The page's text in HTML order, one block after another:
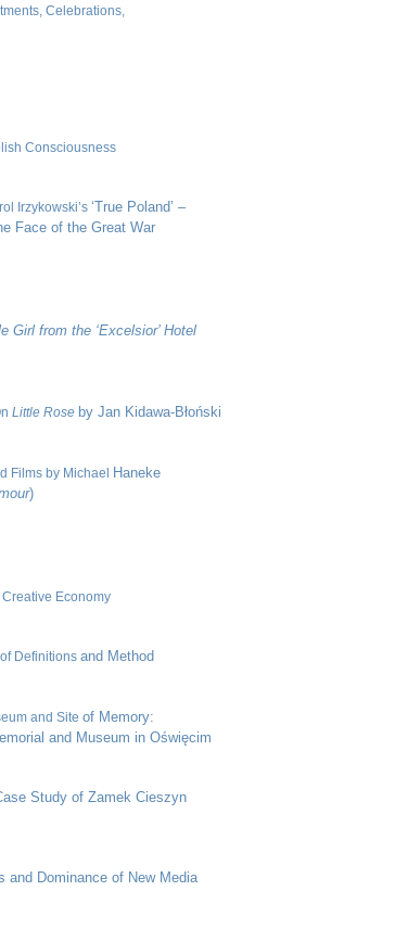
Celebrations,
Consciousness
Irzykowski’s ‘True Poland’ –
Face of the Great War
Girl from the ‘Excelsior’ Hotel
Little Rose by Jan Kidawa-Błoński
Films by Michael
Haneke
)
Economy
Definitions and Method
and Site of Memory:
and Museum in Oświęcim
Study of Zamek Cieszyn
and Dominance of New Media